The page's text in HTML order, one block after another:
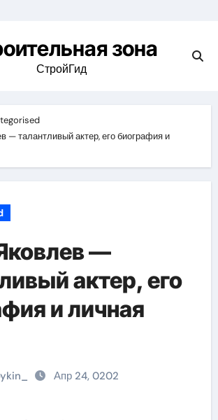
зона
СтройГид
— талантливый актер, его биография и
—
актер, его
и личная
Апр 24, 0202